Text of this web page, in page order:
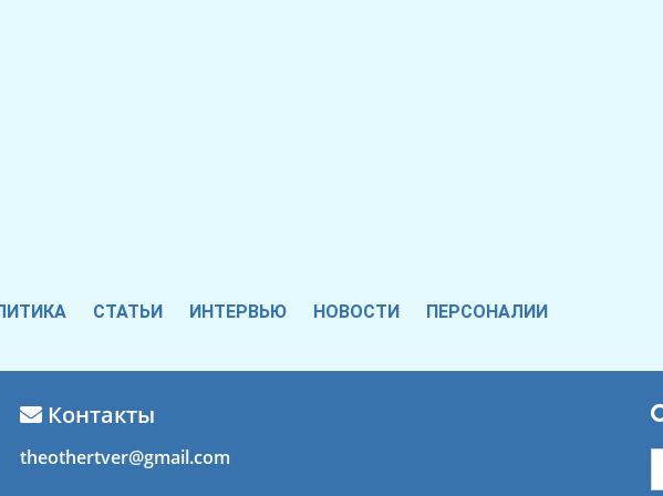
СТАТЬИ ИНТЕРВЬЮ НОВОСТИ ПЕРСОНАЛИИ
Контакты
theothertver@gmail.com